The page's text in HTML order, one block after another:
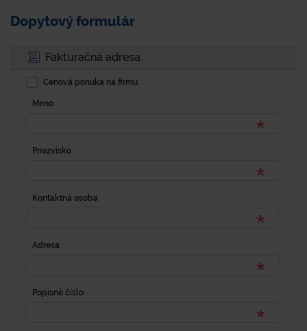
Dopytový formulár
Fakturačná adresa
Cenová ponuka na firmu
Meno
Priezvisko
Kontaktná osoba
Adresa
Popisné číslo